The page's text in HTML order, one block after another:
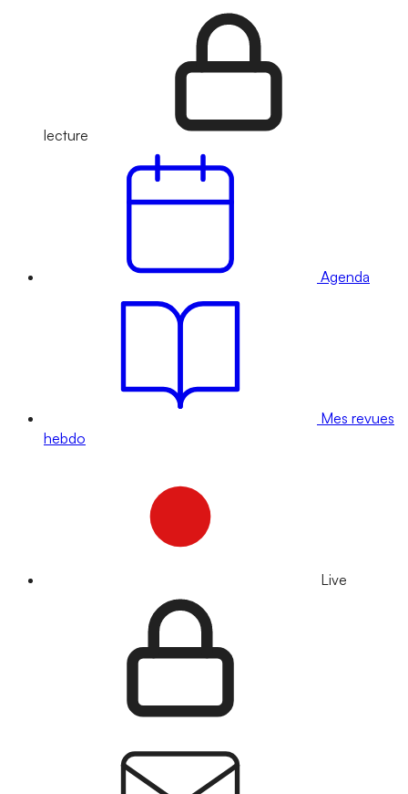
lecture
Agenda
Mes revues
hebdo
Live